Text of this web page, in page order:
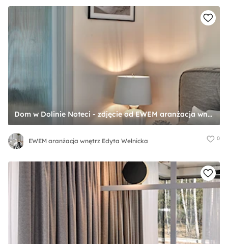
Dom w Dolinie Noteci - zdjęcie od EWEM aranżacja wnętrz Edyta Wełnicka
EWEM aranżacja wnętrz Edyta Wełnicka 0